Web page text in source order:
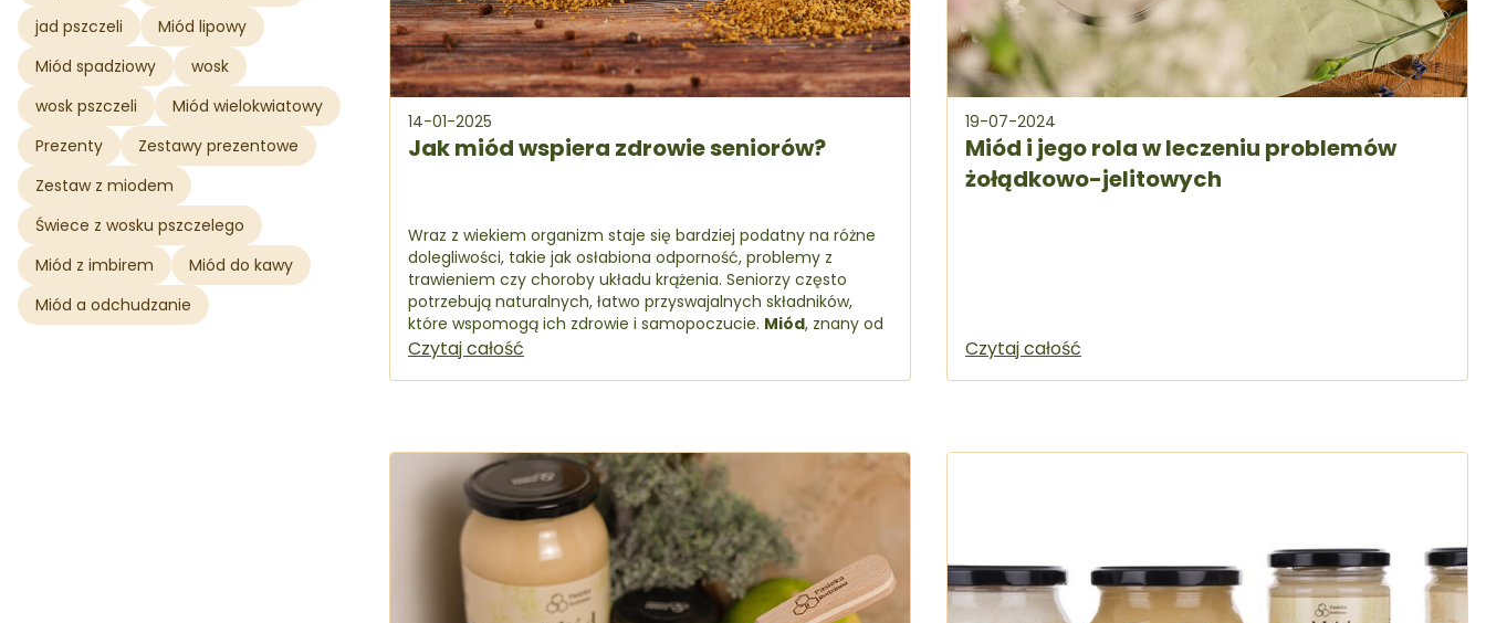
jad pszczeli
Miód lipowy
Miód spadziowy
wosk
wosk pszczeli
Miód wielokwiatowy
Prezenty
Zestawy prezentowe
Zestaw z miodem
Świece z wosku pszczelego
Miód z imbirem
Miód do kawy
Miód a odchudzanie
14-01-2025
Jak miód wspiera zdrowie seniorów?
Wraz z wiekiem organizm staje się bardziej podatny na różne
dolegliwości, takie jak osłabiona odporność, problemy z
trawieniem czy choroby układu krążenia. Seniorzy często
potrzebują naturalnych, łatwo przyswajalnych składników,
które wspomogą ich zdrowie i samopoczucie. Miód, znany od
wieków jako naturalny lek, może odegrać w tej kwestii
Czytaj całość
19-07-2024
Miód i jego rola w leczeniu problemów
żołądkowo-jelitowych
Czytaj całość